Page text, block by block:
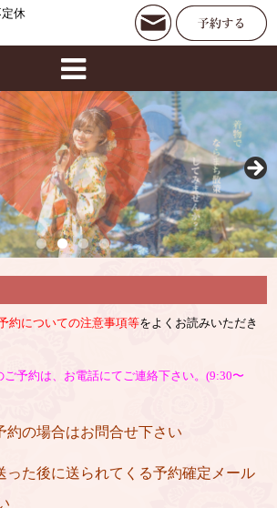
定休
約についての注意事項等をよくお読みいただき
予約は、お電話にてご連絡下さい。(9:30〜
約の場合はお問合せ下さい
った後に送られてくる予約確定メール